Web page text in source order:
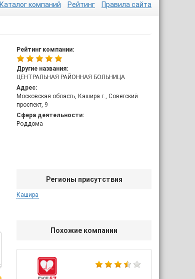
Каталог компаний Рейтинг Правила сайта
Рейтинг компании:
Другие названия:
ЦЕНТРАЛЬНАЯ РАЙОННАЯ БОЛЬНИЦА
Адрес:
Московская область, Кашира г., Советский
проспект, 9
Сфера деятельности:
Роддома
Регионы присутствия
Кашира
Похожие компании